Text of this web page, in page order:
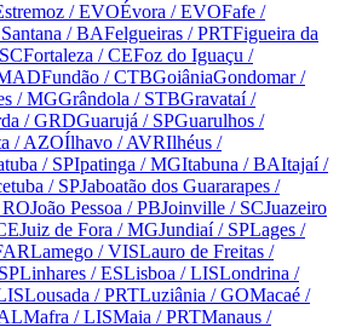
/ EVOÉvora / EVOFafe /
/ BAFelgueiras / PRTFigueira da
Fortaleza / CEFoz do Iguaçu /
Fundão / CTBGoiâniaGondomar/
/ MGGrândola / STBGravataí/
/ GRDGuarujá / SPGuarulhos /
/ AZOÍlhavo / AVRIlhéus /
/ SPIpatinga / MGItabuna / BAItajaí/
/ SPJaboatão dos Guararapes /
João Pessoa / PBJoinville / SCJuazeiro
Juiz de Fora / MGJundiaí/ SPLages /
Lamego / VISLauro de Freitas /
Linhares / ESLisboa / LISLondrina /
Lousada / PRTLuziânia / GOMacaé /
Mafra / LISMaia / PRTManaus /